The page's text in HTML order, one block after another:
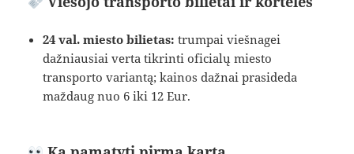
24 val. miesto bilietas: trumpai viešnagei
dažniausiai verta tikrinti oficialų miesto
transporto variantą; kainos dažnai prasideda
maždaug nuo 6 iki 12 Eur.